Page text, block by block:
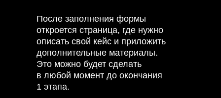
После заполнения формы
откроется страница, где нужно
описать свой кейс и приложить
дополнительные материалы.
Это можно будет сделать
в любой момент до окончания
1 этапа.